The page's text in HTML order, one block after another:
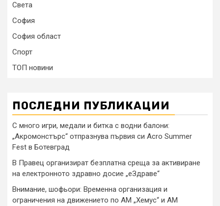
Света
София
София област
Спорт
ТОП новини
ПОСЛЕДНИ ПУБЛИКАЦИИ
С много игри, медали и битка с водни балони:
„Акромонстърс“ отпразнува първия си Acro Summer
Fest в Ботевград
В Правец организират безплатна среща за активиране
на електронното здравно досие „еЗдраве“
Внимание, шофьори: Временна организация и
ограничения на движението по АМ „Хемус“ и АМ